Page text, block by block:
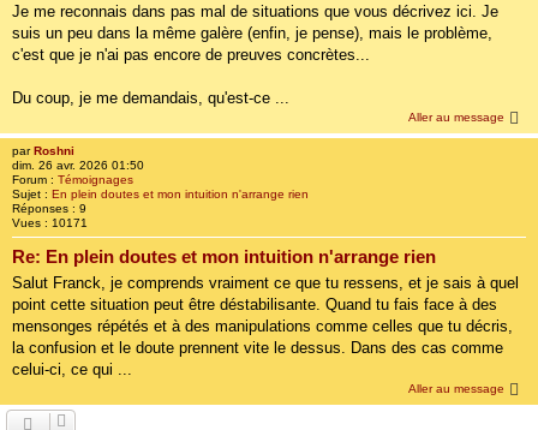
Je me reconnais dans pas mal de situations que vous décrivez ici. Je
suis un peu dans la même galère (enfin, je pense), mais le problème,
c'est que je n'ai pas encore de preuves concrètes...
Du coup, je me demandais, qu'est-ce ...
Aller au message
parRoshni
dim. 26 avr. 2026 01:50
Forum : Témoignages
Sujet : En plein doutes et mon intuition n'arrange rien
Réponses : 9
Vues : 10171
Re: En plein doutes et mon intuition n'arrange rien
Salut Franck, je comprends vraiment ce que tu ressens, et je sais à quel
point cette situation peut être déstabilisante. Quand tu fais face à des
mensonges répétés et à des manipulations comme celles que tu décris,
la confusion et le doute prennent vite le dessus. Dans des cas comme
celui-ci, ce qui ...
Aller au message